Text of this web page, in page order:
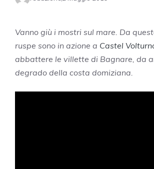
Vanno giù i mostri sul mare. Da
ruspe sono in azione a Castel
abbattere le villette di Bagnare, da
degrado della costa domiziana.